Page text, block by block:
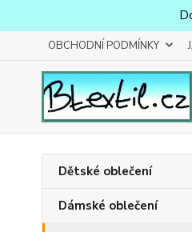
OBCHODNÍ PODMÍNKY
Dětské oblečení
Dámské oblečení